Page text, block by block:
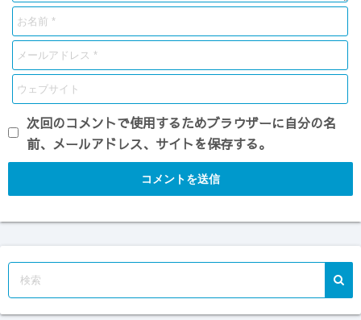
次回のコメントで使用するためブラウザーに自分の名
前、メールアドレス、サイトを保存する。